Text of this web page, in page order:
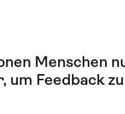
Menschen
um Feedback